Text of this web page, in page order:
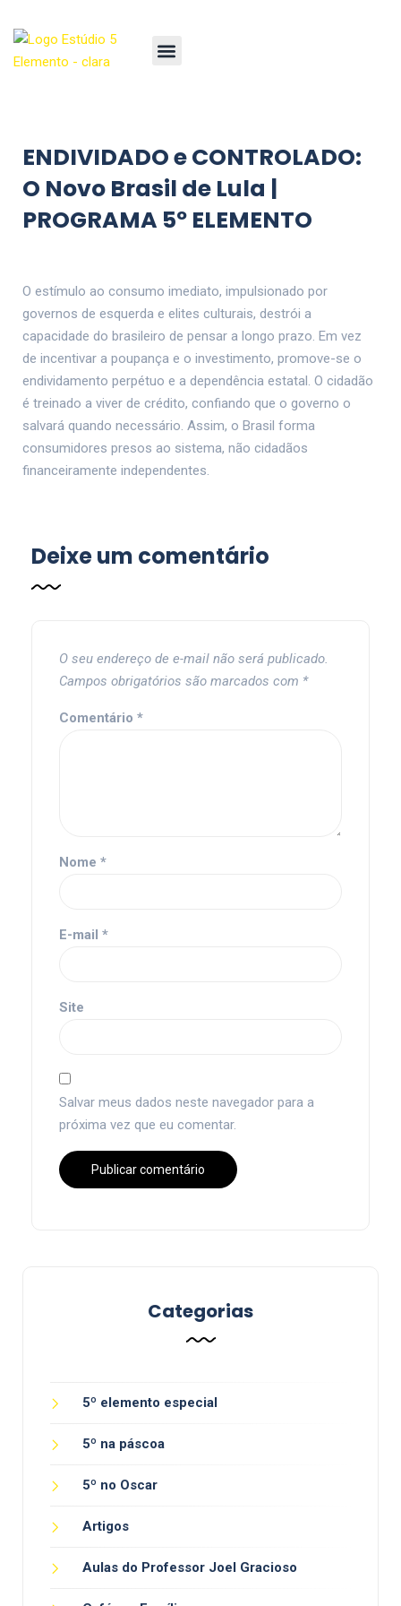
ENDIVIDADO e CONTROLADO:
O Novo Brasil de Lula |
PROGRAMA 5º ELEMENTO
O estímulo ao consumo imediato, impulsionado por
governos de esquerda e elites culturais, destrói a
capacidade do brasileiro de pensar a longo prazo. Em vez
de incentivar a poupança e o investimento, promove-se o
endividamento perpétuo e a dependência estatal. O cidadão
é treinado a viver de crédito, confiando que o governo o
salvará quando necessário. Assim, o Brasil forma
consumidores presos ao sistema, não cidadãos
financeiramente independentes.
Deixe um comentário
O seu endereço de e-mail não será publicado.
Campos obrigatórios são marcados com *
Comentário *
Nome *
E-mail *
Site
Salvar meus dados neste navegador para a
próxima vez que eu comentar.
Categorias
5º elemento especial
5º na páscoa
5º no Oscar
Artigos
Aulas do Professor Joel Gracioso